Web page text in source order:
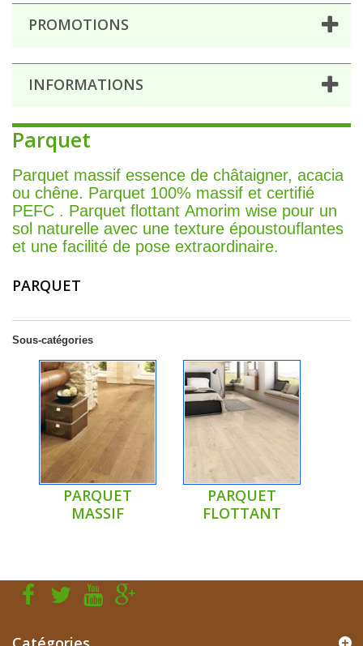
PROMOTIONS
INFORMATIONS
Parquet
Parquet massif essence de châtaigner, acacia
ou chêne. Parquet 100% massif et certifié
PEFC . Parquet flottant Amorim wise pour un
sol naturelle avec une texture époustouflantes
et une facilité de pose extraordinaire.
PARQUET
Sous-catégories
PARQUET
MASSIF
PARQUET
FLOTTANT